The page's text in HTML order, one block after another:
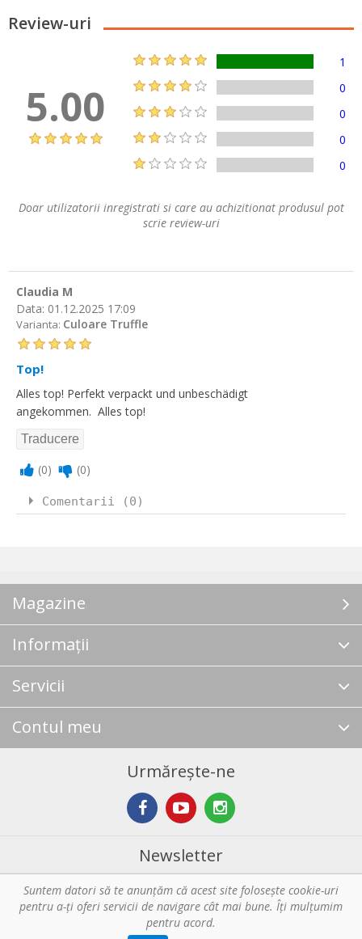
Review-uri
5.00
1
0
0
0
0
Doar utilizatorii inregistrati si care au achizitionat produsul pot
scrie review-uri
Claudia M
Data: 01.12.2025 17:09
Varianta: Culoare Truffle
Top!
Alles top! Perfekt verpackt und unbeschädigt
angekommen. Alles top!
(0) (0)
Comentarii (0)
Magazine
Informații
Servicii
Contul meu
Urmărește-ne
Newsletter
Abonare
Copyright © 2026 Horeca - Pentru profesionistii din bucatarie. Toate
Suntem datori să te anunţăm că acest site foloseşte cookie-uri
pentru a-ți oferi servicii de navigare cât mai bune. Îţi mulțumim
pentru acord.